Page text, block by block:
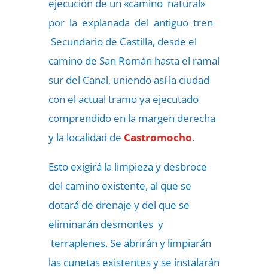
ejecución de un «camino natural»
por la explanada del antiguo tren
Secundario de Castilla, desde el
camino de San Román hasta el ramal
sur del Canal, uniendo así la ciudad
con el actual tramo ya ejecutado
comprendido en la margen derecha
y la localidad de Castromocho.
Esto exigirá la limpieza y desbroce
del camino existente, al que se
dotará de drenaje y del que se
eliminarán desmontes y
terraplenes. Se abrirán y limpiarán
las cunetas existentes y se instalarán